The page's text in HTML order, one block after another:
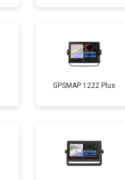
GPSMAP 1222 Plus